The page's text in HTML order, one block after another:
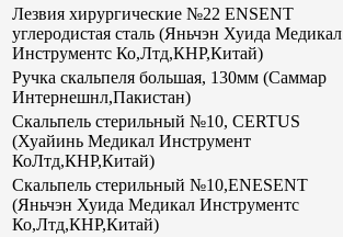
Лезвия хирургические №22 ENSENT
углеродистая сталь (Яньчэн Хуида Медикал
Инструментс Ко,Лтд,КНР,Китай)
Ручка скальпеля большая, 130мм (Саммар
Интернешнл,Пакистан)
Скальпель стерильный №10, CERTUS
(Хуайинь Медикал Инструмент
КоЛтд,КНР,Китай)
Скальпель стерильный №10,ENESENT
(Яньчэн Хуида Медикал Инструментс
Ко,Лтд,КНР,Китай)